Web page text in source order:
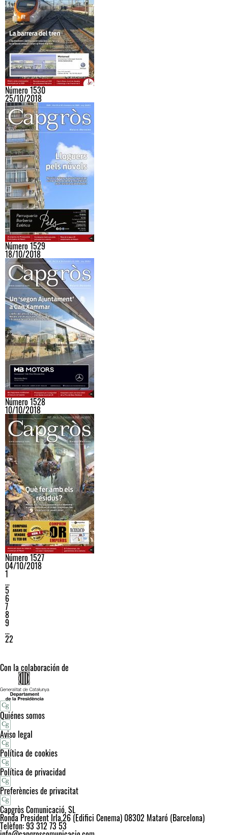
Número 1530
25/10/2018
Número 1529
18/10/2018
Número 1528
10/10/2018
Número 1527
04/10/2018
1
…
5
6
7
8
9
…
22
Con la colaboración de
Quiénes somos
Aviso legal
Política de cookies
Política de privacidad
Preferències de privacitat
Capgròs Comunicació, SL
Ronda President Irla,26 (Edifici Cenema) 08302 Mataró (Barcelona)
Telèfon: 93 312 73 53